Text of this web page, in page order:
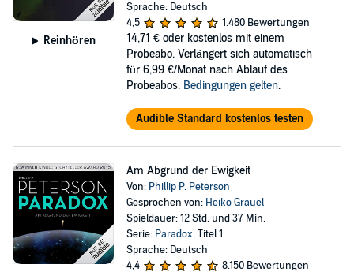
Reinhören
Sprache: Deutsch
4,5
1.480 Bewertungen
14,71 € oder kostenlos mit einem
Probeabo. Verlängert sich automatisch
für 6,99 €/Monat nach Ablauf des
Probeabos. Bedingungen gelten.
Audible Standard kostenlos testen
Am Abgrund der Ewigkeit
Von: Phillip P. Peterson
Gesprochen von: Heiko Grauel
Spieldauer: 12 Std. und 37 Min.
Serie: Paradox, Titel 1
Sprache: Deutsch
4,4
8.150 Bewertungen